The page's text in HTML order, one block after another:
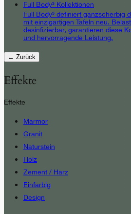
Full Body³ Kollektionen
Full Body³ definiert ganzscherbig
mit einzigartigen Tafeln neu.
desinfizierbar, garantieren diese
und hervorragende Leistung.
← Zurück
Effekte
Effekte
Marmor
Granit
Naturstein
Holz
Zement / Harz
Einfarbig
Design